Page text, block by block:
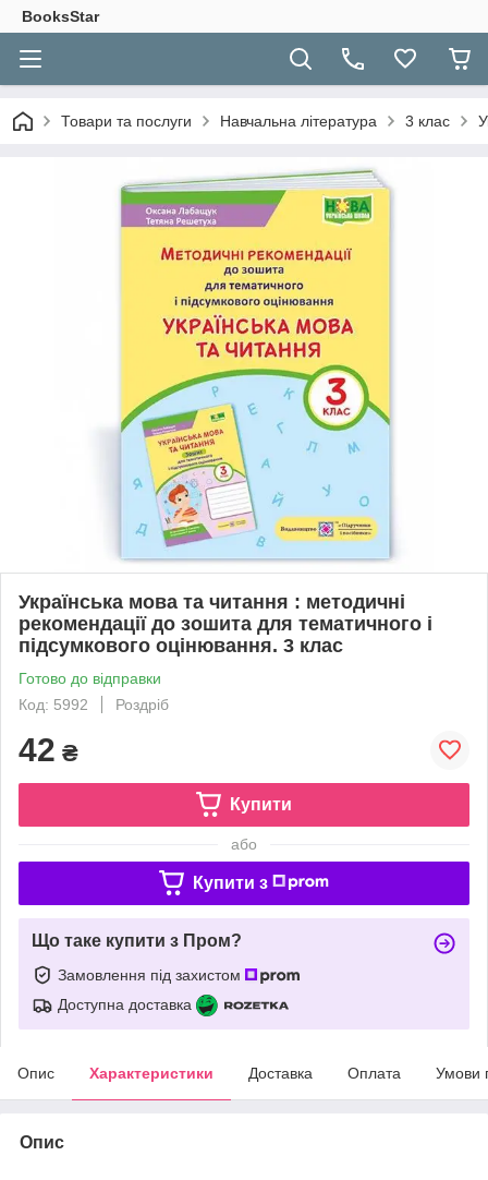
BooksStar
Товари та послуги Навчальна література 3 клас
Українська мова та читання : методичні
рекомендації до зошита для тематичного і
підсумкового оцінювання. 3 клас
Готово до відправки
Код: 5992
Роздріб
42 ₴
Купити
або
Купити з
Що таке купити з Пром?
Замовлення під захистом
Доступна доставка
Опис Характеристики Доставка Оплата Умови
Опис